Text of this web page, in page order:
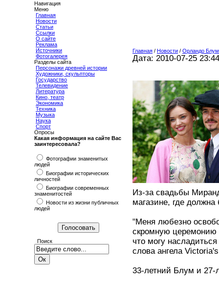
Навигация
Меню
Главная
Новости
Статьи
Ссылки
О сайте
Реклама
Источники
Фотогалерея
Разделы сайта
Персонажи древней истории
Художники, скульпторы
Государство
Телевидение
Литература
Кино, театр
Экономика
Техника
Музыка
Наука
Спорт
Опросы
Какая информация на сайте Вас
заинтересовала?
Фотографии знаменитых
людей
Биографии исторических
личностей
Биографии современных
знаменитостей
Новости из жизни публичных
людей
Поиск
Главная / Новости / Орландо
Дата: 2010-07-25 23:44
Из-за свадьбы
магазине, где
"Меня любезно
скромную церемонию
что могу
слова ангела
33-летний Блум и 27-